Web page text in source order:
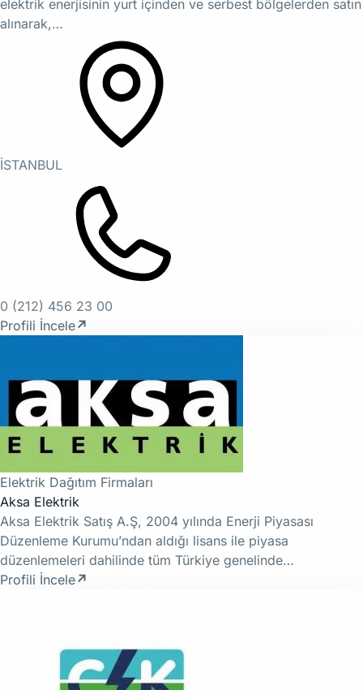
elektrik enerjisinin yurt içinden ve serbest bölgelerden satın
alınarak,…
İSTANBUL
0 (212) 456 23 00
Profili İncele↗
Elektrik Dağıtım Firmaları
Aksa Elektrik
Aksa Elektrik Satış A.Ş, 2004 yılında Enerji Piyasası
Düzenleme Kurumu’ndan aldığı lisans ile piyasa
düzenlemeleri dahilinde tüm Türkiye genelinde…
Profili İncele↗